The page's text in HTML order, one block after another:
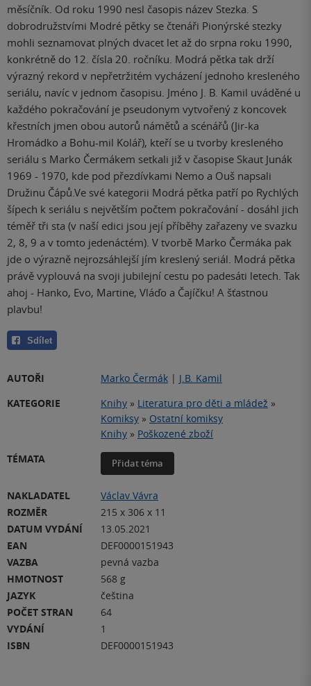
měsíčník. Od roku 1990 nesl časopis název Stezka. S
dobrodružstvími Modré pětky se čtenáři Pionýrské stezky
mohli seznamovat plných dvacet let až do srpna roku 1990,
konkrétně do 12. čísla 20. ročníku. Modrá pětka tak drží
výrazný rekord v nepřetržitém vycházení jednoho kresleného
seriálu, navíc v jednom časopisu. Jméno J. B. Kamil uváděné u
každého pokračování je pseudonym vytvořený z koncovek
křestních jmen obou autorů námětů a scénářů (Jir-ka
Hromádko a Bohu-mil Kolář), kteří se u tvorby kresleného
seriálu s Marko Čermákem setkali již v časopise Skaut Junák
1969 - 1970, kde pod přezdívkami Nemo a Ouš napsali
Družinu Čápů.Ve své kategorii Modrá pětka patří po Rychlých
šípech k seriálu s největším počtem pokračování - dosáhl jich
téměř tři sta (v naší edici jsou její příběhy zařazeny ve svazku
2, 8, 9 a v tomto jedenáctém). V tvorbě Marko Čermáka pak
jde o výrazně nejrozsáhlejší jím kreslený seriál. Modrá pětka
právě vyplouvá na svoji jubilejní cestu po padesáti letech. Tak
ahoj - Hanko, Evo, Martine, Vláďo a Čajíčku! A šťastnou
plavbu!
Sdílet
AUTOŘI Marko Čermák | J.B. Kamil
KATEGORIE
Knihy » Literatura pro děti a mládež »
Komiksy » Ostatní komiksy
Knihy » Poškozené zboží
TÉMATA
Přidat téma
NAKLADATEL
Václav Vávra
ROZMĚR
215 x 306 x 11
DATUM VYDÁNÍ
13.05.2021
EAN
DEF0000151943
VAZBA
pevná vazba
HMOTNOST
568 g
JAZYK
čeština
POČET STRAN
64
VYDÁNÍ
1
ISBN
DEF0000151943